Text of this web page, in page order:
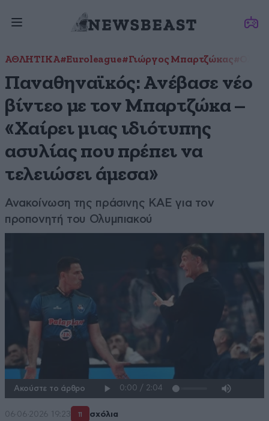
ΑΘΛΗΤΙΚΑ#Euroleague#Γιώργος Μπαρτζώκας
Παναθηναϊκός: Ανέβασε νέο
βίντεο με τον Μπαρτζώκα –
«Χαίρει μιας ιδιότυπης
ασυλίας που πρέπει να
τελειώσει άμεσα»
Ανακοίνωση της πράσινης ΚΑΕ για τον
προπονητή του Ολυμπιακού
Ακούστε το άρθρο
06·06·2026 19:23 11 σχόλια